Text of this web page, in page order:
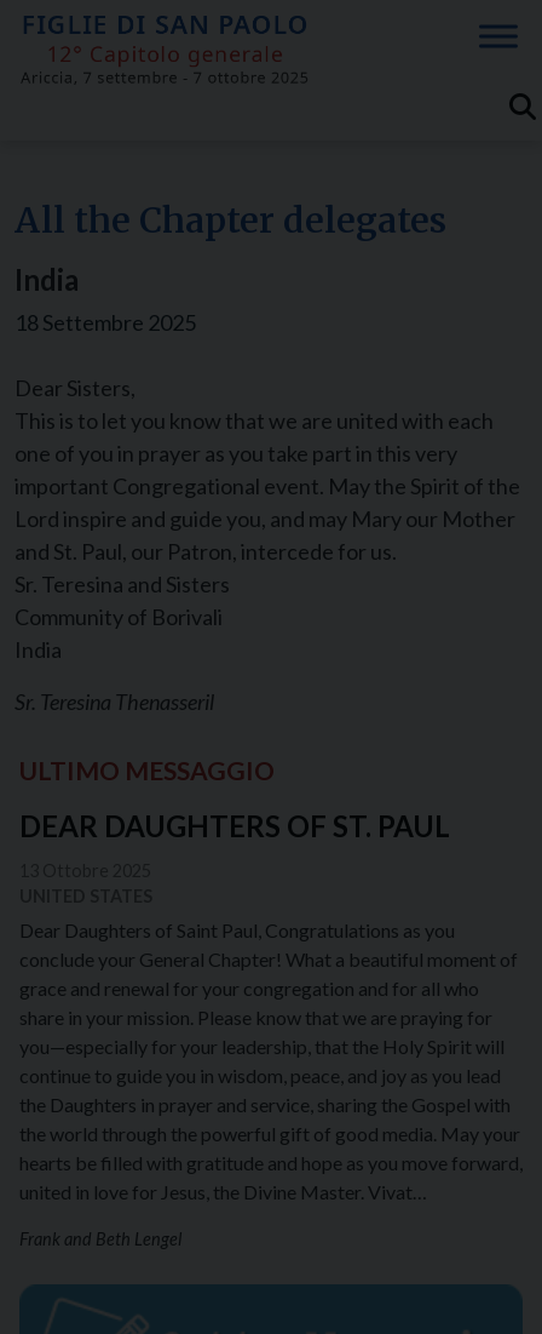
Skip
content
All the Chapter delegates
India
18 Settembre 2025
Dear Sisters,
This is to let you know that we are united with each
one of you in prayer as you take part in this very
important Congregational event. May the Spirit of the
Lord inspire and guide you, and may Mary our Mother
and St. Paul, our Patron, intercede for us.
Sr. Teresina and Sisters
Community of Borivali
India
Sr. Teresina Thenasseril
ULTIMO MESSAGGIO
DEAR DAUGHTERS OF ST. PAUL
Dear Daughters of Saint Paul, Congratulations as you
conclude your General Chapter! What a beautiful moment of
grace and renewal for your congregation and for all who
share in your mission. Please know that we are praying for
you—especially for your leadership, that the Holy Spirit will
continue to guide you in wisdom, peace, and joy as you lead
the Daughters in prayer and service, sharing the Gospel with
the world through the powerful gift of good media. May your
hearts be filled with gratitude and hope as you move forward,
united in love for Jesus, the Divine Master. Vivat…
Frank and Beth Lengel